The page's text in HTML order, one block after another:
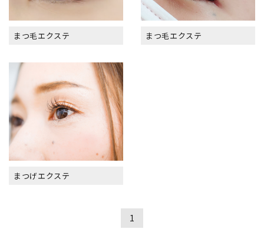
まつ毛エクステ まつ毛エクステ
まつげエクステ
1